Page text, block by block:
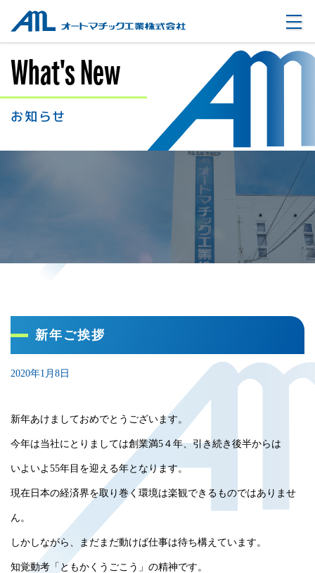
What's New
お知らせ
新年ご挨拶
2020年1月8日
新年あけましておめでとうございます。
今年は当社にとりましては創業満5４年、引き続き後半からは
いよいよ55年目を迎える年となります。
現在日本の経済界を取り巻く環境は楽観できるものではありませ
ん。
しかしながら、まだまだ動けば仕事は待ち構えています。
知覚動考「ともかくうごこう」の精神です。